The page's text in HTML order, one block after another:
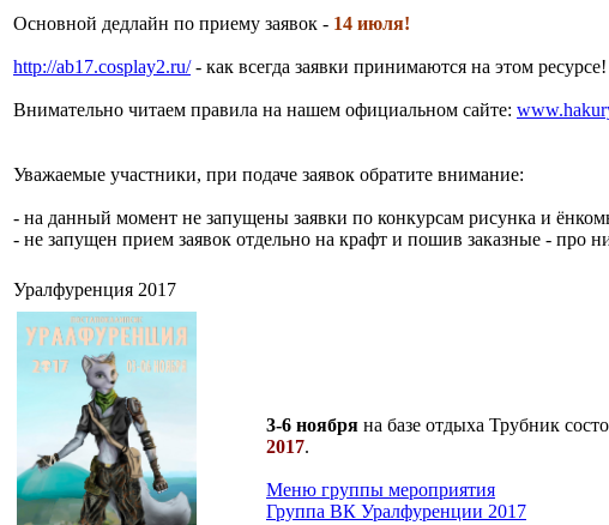
Основной дедлайн по приему заявок - 14 июля!
http://ab17.cosplay2.ru/- как всегда заявки принимаются на этом ресурсе!
Внимательно читаем правила на нашем официальном сайте:
Уважаемые участники, при подаче заявок обратите внимание:
- на данный момент не запущены заявки по конкурсам рисунка и
- не запущен прием заявок отдельно на крафт и пошив заказные - про
Уралфуренция 2017
3-6 ноября на базе отдыха Трубник
2017.
Меню группы мероприятия
Группа ВК Уралфуренции 2017